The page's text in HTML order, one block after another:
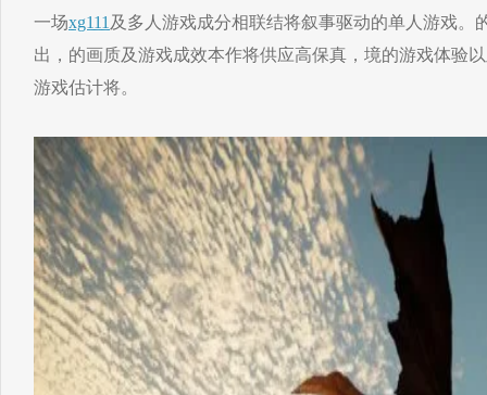
一场xg111 及多人游戏成分相联结将叙事驱动的单人游戏。
出，的画质及游戏成效本作将供应高保真，境的游戏体验
游戏估计将。